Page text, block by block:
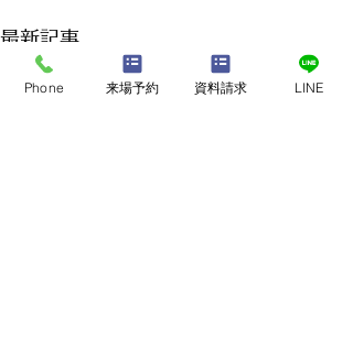
最新記事
Phone 来場予約 資料請求 LINE